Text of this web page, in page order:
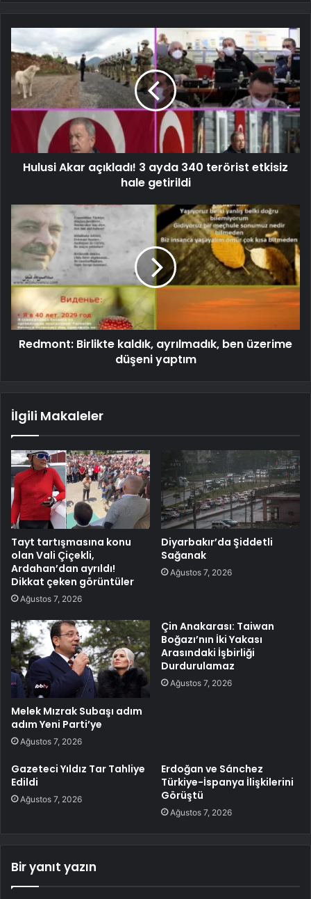
Hulusi Akar açıkladı! 3 ayda 340 terörist etkisiz
hale getirildi
Redmont: Birlikte kaldık, ayrılmadık, ben üzerime
düşeni yaptım
İlgili Makaleler
Tayt tartışmasına konu
olan Vali Çiçekli,
Ardahan’dan ayrıldı!
Dikkat çeken görüntüler
Ağustos 7, 2026
Diyarbakır’da Şiddetli
Sağanak
Ağustos 7, 2026
Melek Mızrak Subaşı adım
adım Yeni Parti’ye
Ağustos 7, 2026
Çin Anakarası: Taiwan
Boğazı’nın İki Yakası
Arasındaki İşbirliği
Durdurulamaz
Ağustos 7, 2026
Gazeteci Yıldız Tar Tahliye
Edildi
Ağustos 7, 2026
Erdoğan ve Sánchez
Türkiye-İspanya İlişkilerini
Görüştü
Ağustos 7, 2026
Bir yanıt yazın